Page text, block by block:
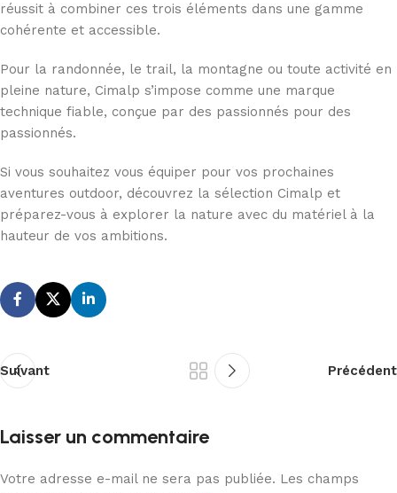
réussit à combiner ces trois éléments dans une gamme
cohérente et accessible.
Pour la randonnée, le trail, la montagne ou toute activité en
pleine nature, Cimalp s’impose comme une marque
technique fiable, conçue par des passionnés pour des
passionnés.
Si vous souhaitez vous équiper pour vos prochaines
aventures outdoor, découvrez la sélection Cimalp et
préparez-vous à explorer la nature avec du matériel à la
hauteur de vos ambitions.
Suivant Précédent
Laisser un commentaire
Votre adresse e-mail ne sera pas publiée. Les champs